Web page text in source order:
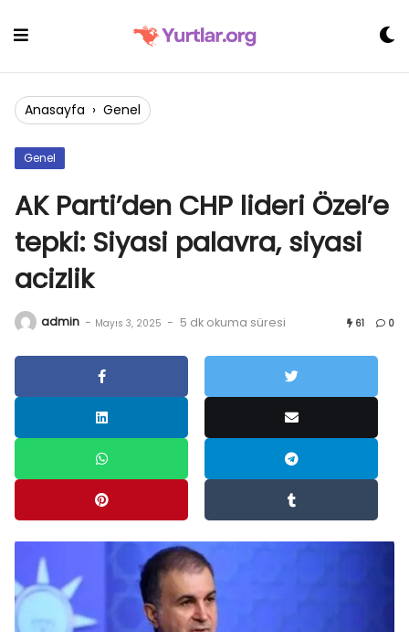
Anasayfa › Genel
Genel
AK Parti’den CHP lideri Özel’e
tepki: Siyasi palavra, siyasi
acizlik
admin - Mayıs 3, 2025 - 5 dk okuma süresi 61 0